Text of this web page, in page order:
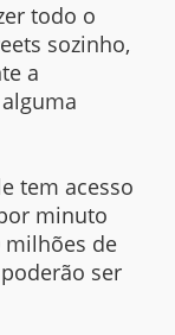
todo o
sozinho,
a
tem acesso
minuto
milhões de
ser